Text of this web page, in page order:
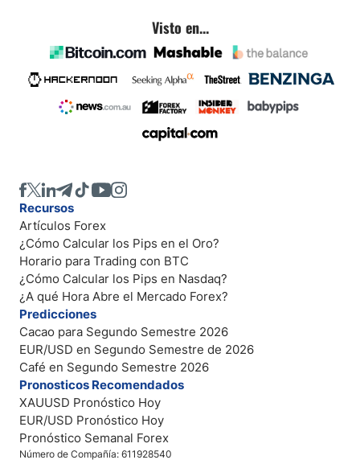
Visto en...
Número de Compañía: 611928540
Recursos
Artículos Forex
¿Cómo Calcular los Pips en el Oro?
Horario para Trading con BTC
¿Cómo Calcular los Pips en Nasdaq?
¿A qué Hora Abre el Mercado Forex?
Predicciones
Cacao para Segundo Semestre 2026
EUR/USD en Segundo Semestre de 2026
Café en Segundo Semestre 2026
Pronosticos Recomendados
XAUUSD Pronóstico Hoy
EUR/USD Pronóstico Hoy
Pronóstico Semanal Forex